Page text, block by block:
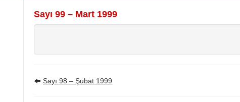
Sayı 99 – Mart 1999
Sayı 98 – Şubat 1999